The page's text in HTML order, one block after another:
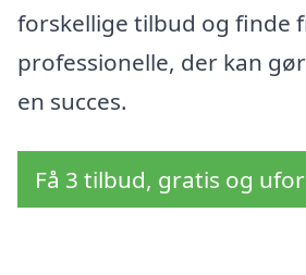
forskellige tilbud og finde
professionelle, der kan
en succes.
Få 3 tilbud, gratis og